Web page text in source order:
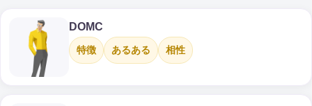
DOMC
特徴 あるある 相性